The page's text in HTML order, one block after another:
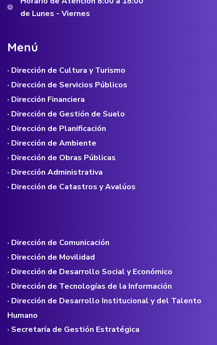
de Lunes - Viernes
Menú
· Dirección de Cultura y Turismo
· Dirección de Servicios Públicos
· Dirección Financiera
· Dirección de Gestión de Suelo
· Dirección de Planificación
· Dirección de Ambiente
· Dirección de Obras Públicas
· Dirección Administrativa
· Dirección de Catastros y Avalúos
· Dirección de Comunicación
· Dirección de Movilidad
· Dirección de Desarrollo Social y Económico
· Dirección de Tecnologías de la Información
· Dirección de Desarrollo Institucional y del Talento
Humano
· Secretaría de Gestión Estratégica